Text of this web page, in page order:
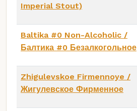
Imperial Stout)
Baltika #0 Non-Alcoholic /
Балтика #0 Безалкогольное
Zhigulevskoe Firmennoye /
Жигулевское Фирменное